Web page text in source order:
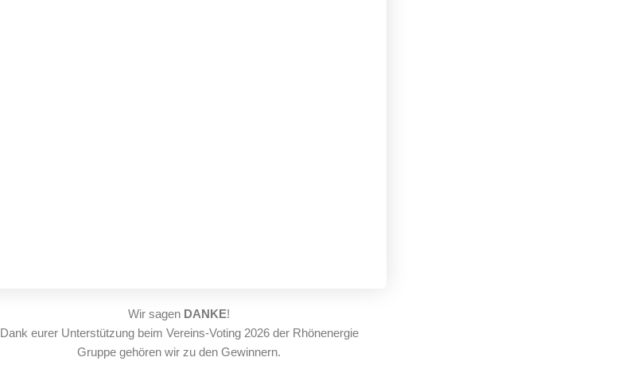
Wir sagen DANKE!
Dank eurer Unterstützung beim Vereins-Voting 2026 der Rhönenergie
Gruppe gehören wir zu den Gewinnern.